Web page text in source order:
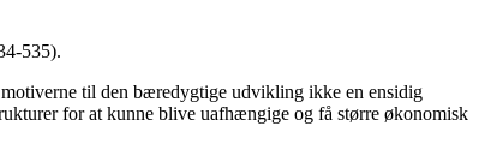
535).
til den bæredygtige udvikling ikke en ensidig
for at kunne blive uafhængige og få større økonomisk